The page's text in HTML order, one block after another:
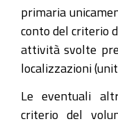
primaria
conto del criterio
attività svolte
localizzazioni
Le eventuali
criterio del